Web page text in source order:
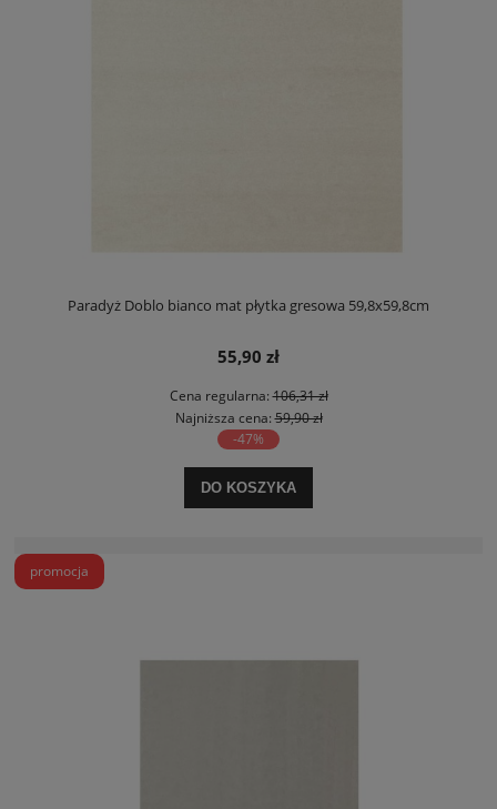
Paradyż Doblo bianco mat płytka gresowa 59,8x59,8cm
55,90 zł
Cena regularna:106,31 zł
Najniższa cena:59,90 zł
-47%
DO KOSZYKA
promocja